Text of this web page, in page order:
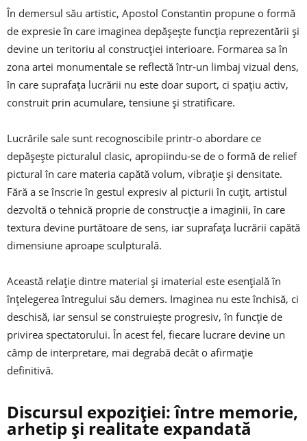
În demersul său artistic, Apostol Constantin propune o formă
de expresie în care imaginea depășește funcția reprezentării și
devine un teritoriu al construcției interioare. Formarea sa în
zona artei monumentale se reflectă într-un limbaj vizual dens,
în care suprafața lucrării nu este doar suport, ci spațiu activ,
construit prin acumulare, tensiune și stratificare.
Lucrările sale sunt recognoscibile printr-o abordare ce
depășește picturalul clasic, apropiindu-se de o formă de relief
pictural în care materia capătă volum, vibrație și densitate.
Fără a se înscrie în gestul expresiv al picturii în cuțit, artistul
dezvoltă o tehnică proprie de construcție a imaginii, în care
textura devine purtătoare de sens, iar suprafața lucrării capătă
dimensiune aproape sculpturală.
Această relație dintre material și imaterial este esențială în
înțelegerea întregului său demers. Imaginea nu este închisă, ci
deschisă, iar sensul se construiește progresiv, în funcție de
privirea spectatorului. În acest fel, fiecare lucrare devine un
câmp de interpretare, mai degrabă decât o afirmație
definitivă.
Discursul expoziției: între memorie,
arhetip și realitate expandată